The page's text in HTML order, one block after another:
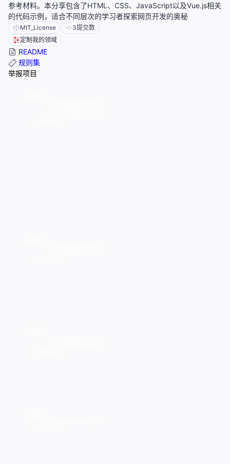
参考材料。本分享包含了HTML、CSS、JavaScript以及Vue.js相关
的代码示例，适合不同层次的学习者探索网页开发的奥秘
MIT_License 3提交数
定制我的领域
README
规则集
举报项目